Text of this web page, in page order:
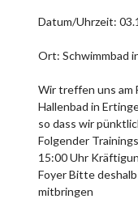
Datum/Uhrzeit:
Ort: Schwimmbad
Wir treffen uns am
Hallenbad in
so dass wir
Folgender
15:00 Uhr
Foyer Bitte
mitbringen